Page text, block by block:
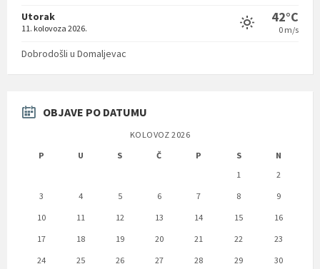
Utorak
11. kolovoza 2026.
42°C
0 m/s
Dobrodošli u Domaljevac
OBJAVE PO DATUMU
KOLOVOZ 2026
P
U S Č P S
N
1
2
3
4 5 6 7 8
9
10
11 12 13 14 15
16
17
18 19 20 21 22
23
24
25 26 27 28 29
30